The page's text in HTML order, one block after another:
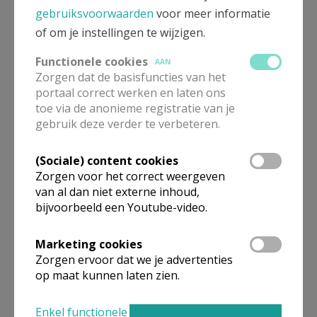
ALLE DETAILS TONEN
Verbergen
O.L.Vrouw Ter Duinen Annexe
Oostende
in deze kerk, het adres van de kerk, alsook een lijst met
kerken in de buurt.
ALLE DETAILS TONEN
Omgeving
gebruiksvoorwaarden voor meer informatie
of om je instellingen te wijzigen.
Functionele cookies
AAN
Zorgen dat de basisfuncties van het
portaal correct werken en laten ons
toe via de anonieme registratie van je
gebruik deze verder te verbeteren.
(Sociale) content cookies
Zorgen voor het correct weergeven
van al dan niet externe inhoud,
bijvoorbeeld een Youtube-video.
Marketing cookies
Zorgen ervoor dat we je advertenties
op maat kunnen laten zien.
Enkel functionele